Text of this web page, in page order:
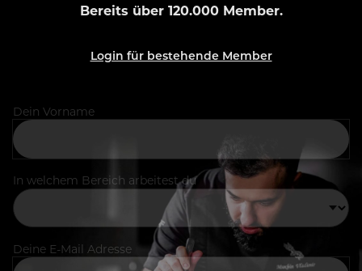
Bereits über 120.000 Member.
Login für bestehende Member
Dein Vorname
In welchem Bereich arbeitest du
Deine E-Mail Adresse